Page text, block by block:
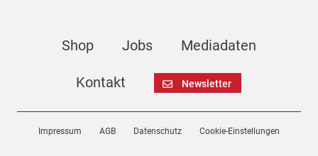
Shop Jobs Mediadaten
Kontakt Newsletter
Impressum AGB Datenschutz Cookie-Einstellungen